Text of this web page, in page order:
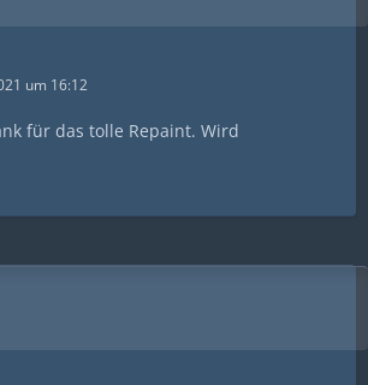
um 16:12
für das tolle Repaint. Wird